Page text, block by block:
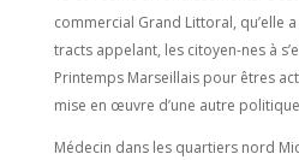
commercial Grand Littoral, qu’elle
tracts appelant, les citoyen-nes à
Printemps Marseillais pour êtres
mise en œuvre d’une autre
Médecin dans les quartiers nord